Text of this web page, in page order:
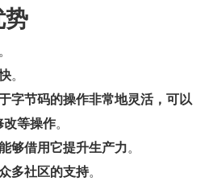
。
字节码的操作非常地灵活，可以
等操作。
够借用它提升生产力。
多社区的支持。